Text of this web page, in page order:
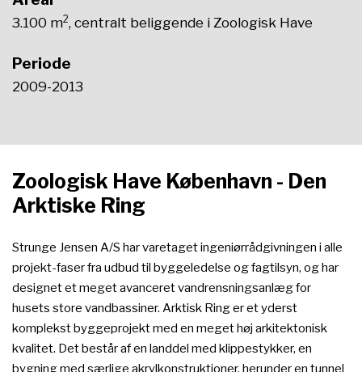
3.100 m2, centralt beliggende i Zoologisk Have
Periode
2009-2013​​
Zoologisk Have København - Den
Arktiske Ring​
Strunge Jensen A/S har varetaget ingeniørrådgivningen i alle
projekt-faser fra udbud til byggeledelse og fagtilsyn, og har
designet et meget avanceret vandrensningsanlæg for
husets store vandbassiner. Arktisk Ring er et yderst
komplekst byggeprojekt med en meget høj arkitektonisk
kvalitet. Det består af en landdel med klippestykker, en
bygning med særlige akrylkonstruktioner, herunder en tunnel